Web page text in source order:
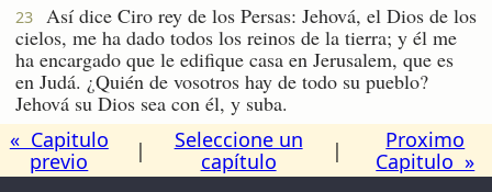
23
Así dice Ciro rey de los Persas: Jehová, el Dios de los
cielos, me ha dado todos los reinos de la tierra; y él me
ha encargado que le edifique casa en Jerusalem, que es
en Judá. ¿Quién de vosotros hay de todo su pueblo?
Jehová su Dios sea con él, y suba.
« Capitulo
previo
|
Seleccione un
capítulo
|
Proximo
Capitulo »